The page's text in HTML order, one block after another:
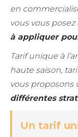
en
vous vous
à appliquer
Tarif unique à
haute saison,
vous proposons
différentes
Un tarif